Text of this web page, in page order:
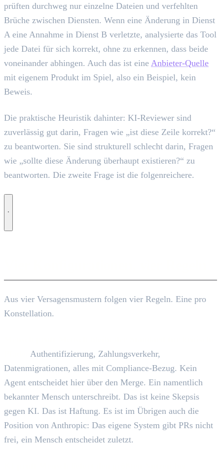
prüften durchweg nur einzelne Dateien und verfehlten
Brüche zwischen Diensten. Wenn eine Änderung in Dienst
A eine Annahme in Dienst B verletzte, analysierte das Tool
jede Datei für sich korrekt, ohne zu erkennen, dass beide
voneinander abhingen. Auch das ist eine Anbieter-Quelle
mit eigenem Produkt im Spiel, also ein Beispiel, kein
Beweis.
Die praktische Heuristik dahinter: KI-Reviewer sind
zuverlässig gut darin, Fragen wie „ist diese Zeile korrekt?“
zu beantworten. Sie sind strukturell schlecht darin, Fragen
wie „sollte diese Änderung überhaupt existieren?“ zu
beantworten. Die zweite Frage ist die folgenreichere.
Aus vier Versagensmustern folgen vier Regeln. Eine pro
Konstellation.
Authentifizierung, Zahlungsverkehr,
Datenmigrationen, alles mit Compliance-Bezug. Kein
Agent entscheidet hier über den Merge. Ein namentlich
bekannter Mensch unterschreibt. Das ist keine Skepsis
gegen KI. Das ist Haftung. Es ist im Übrigen auch die
Position von Anthropic: Das eigene System gibt PRs nicht
frei, ein Mensch entscheidet zuletzt.